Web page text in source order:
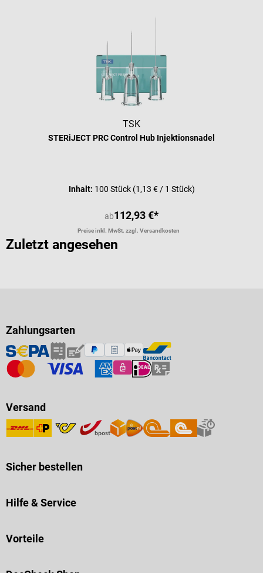
TSK
STERiJECT PRC Control Hub Injektionsnadel
Inhalt: 100 Stück (1,13 € / 1 Stück)
ab112,93 €*
Preise inkl. MwSt. zzgl. Versandkosten
Zuletzt angesehen
Zahlungsarten
Versand
Sicher bestellen
Hilfe & Service
Vorteile